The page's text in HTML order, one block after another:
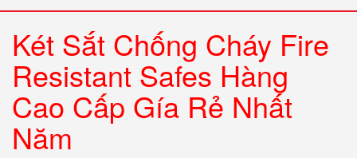
Két Sắt Chống Cháy Fire
Resistant Safes Hàng
Cao Cấp Gía Rẻ Nhất
Năm